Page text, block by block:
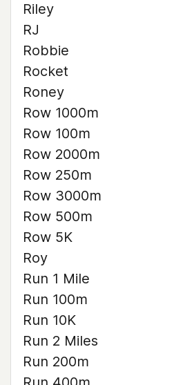
Riley
RJ
Robbie
Rocket
Roney
Row 1000m
Row 100m
Row 2000m
Row 250m
Row 3000m
Row 500m
Row 5K
Roy
Run 1 Mile
Run 100m
Run 10K
Run 2 Miles
Run 200m